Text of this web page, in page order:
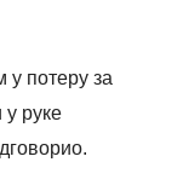
у потеру за
руке